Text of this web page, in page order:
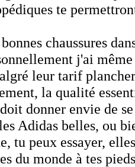
te
chaussures
j'ai
leur tarif
la qualité
donner envie de se
Adidas belles, ou
tu peux essayer,
du monde à tes